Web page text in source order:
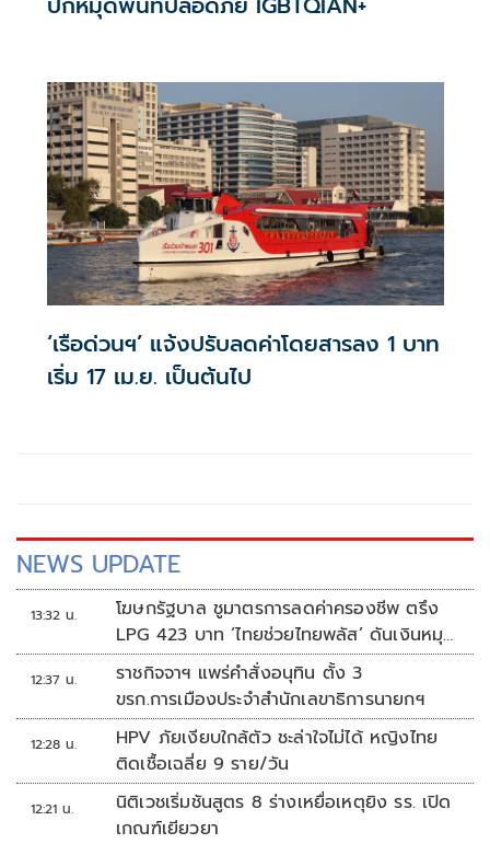
‘เรือด่วนฯ’ แจ้งปรับลดค่าโดยสารลง 1 บาท
เริ่ม 17 เม.ย. เป็นต้นไป
NEWS UPDATE
13:32 น.
โฆษกรัฐบาล ชูมาตรการลดค่าครองชีพ ตรึง
LPG 423 บาท ‘ไทยช่วยไทยพลัส’ ดันเงินหมุน
แสนล้าน
12:37 น.
ราชกิจจาฯ แพร่คำสั่งอนุทิน ตั้ง 3
ขรก.การเมืองประจำสำนักเลขาธิการนายกฯ
12:28 น.
HPV ภัยเงียบใกล้ตัว ชะล่าใจไม่ได้ หญิงไทย
ติดเชื้อเฉลี่ย 9 ราย/วัน
12:21 น.
นิติเวชเริ่มชันสูตร 8 ร่างเหยื่อเหตุยิง รร. เปิด
เกณฑ์เยียวยา